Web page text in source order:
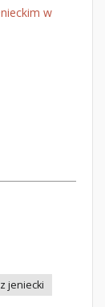
w
jeniecki